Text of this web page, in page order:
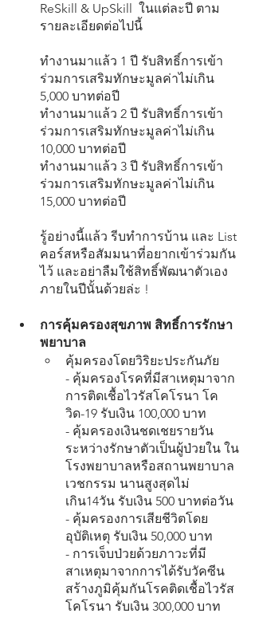
ReSkill & UpSkill  ในแต่ละปี ตาม
รายละเอียดต่อไปนี้
ทำงานมาแล้ว 1 ปี รับสิทธิ์การเข้า
ร่วมการเสริมทักษะมูลค่าไม่เกิน
5,000 บาทต่อปี
ทำงานมาแล้ว 2 ปี รับสิทธิ์การเข้า
ร่วมการเสริมทักษะมูลค่าไม่เกิน
10,000 บาทต่อปี
ทำงานมาแล้ว 3 ปี รับสิทธิ์การเข้า
ร่วมการเสริมทักษะมูลค่าไม่เกิน
15,000 บาทต่อปี
รู้อย่างนี้แล้ว รีบทำการบ้าน และ List
คอร์สหรือสัมมนาที่อยากเข้าร่วมกัน
ไว้ และอย่าลืมใช้สิทธิ์พัฒนาตัวเอง
ภายในปีนั้นด้วยล่ะ !
การคุ้มครองสุขภาพ สิทธิ์การรักษา
พยาบาล
คุ้มครองโดยวิริยะประกันภัย
- คุ้มครองโรคที่มีสาเหตุมาจาก
การติดเชื้อไวรัสโคโรนา โค
วิด-19 รับเงิน 100,000 บาท
- คุ้มครองเงินชดเชยรายวัน
ระหว่างรักษาตัวเป็นผู้ป่วยใน ใน
โรงพยาบาลหรือสถานพยาบาล
เวชกรรม นานสูงสุดไม่
เกิน14วัน รับเงิน 500 บาทต่อวัน
- คุ้มครองการเสียชีวิตโดย
อุบัติเหตุ รับเงิน 50,000 บาท
- การเจ็บป่วยด้วยภาวะที่มี
สาเหตุมาจากการได้รับวัคซีน
สร้างภูมิคุ้มกันโรคติดเชื้อไวรัส
โคโรนา รับเงิน 300,000 บาท